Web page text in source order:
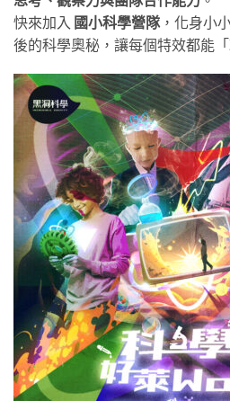
快來加入 國小科學營隊 ，化身小
後的科學奧秘，讓每個特效都能